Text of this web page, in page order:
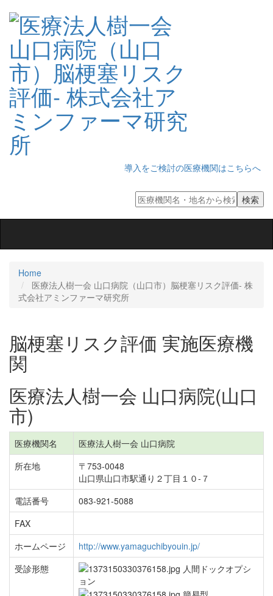
導入をご検討の医療機関はこちらへ
Home
医療法人樹一会 山口病院（山口市）脳梗塞リスク評価‐ 株
式会社アミンファーマ研究所
脳梗塞リスク評価 実施医療機
関
医療法人樹一会 山口病院(山口
市)
医療機関名
医療法人樹一会 山口病院
所在地
〒753-0048
山口県山口市駅通り２丁目１０-７
電話番号
083-921-5088
FAX
ホームページ
http://www.yamaguchibyouin.jp/
受診形態